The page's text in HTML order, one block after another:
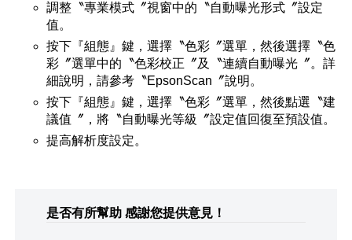
調整〝專業模式〞視窗中的〝自動曝光形式〞設定
值。
按下『組態』鍵，選擇〝色彩〞選單，然後選擇〝色
彩〞選單中的〝色彩校正〞及〝連續自動曝光〞。詳
細說明，請參考〝EpsonScan〞說明。
按下『組態』鍵，選擇〝色彩〞選單，然後點選〝建
議值〞，將〝自動曝光等級〞設定值回復至預設值。
提高解析度設定。
是否有所幫助 感謝您提供意見！